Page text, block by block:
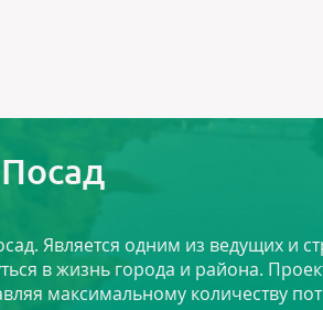
Является одним из ведущих и
в жизнь города и района.
максимальному количеству